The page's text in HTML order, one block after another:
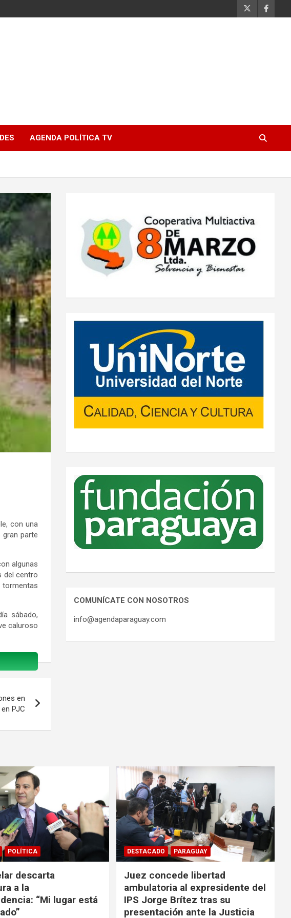
AGENDA POLÍTICA TV
con una
parte
algunas
del centro
sábado,
caluroso
en
PJC
COMUNÍCATE CON NOSOTROS
info@agendaparaguay.com
POLÍTICA
descarta
a la
“Mi lugar está
DESTACADO PARAGUAY
Juez concede libertad
ambulatoria al expresidente del
IPS Jorge Brítez tras su
presentación ante la Justicia